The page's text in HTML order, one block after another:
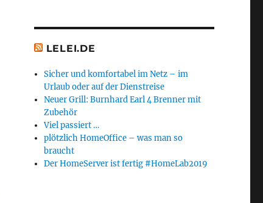
LELEI.DE
Sicher und komfortabel im Netz – im
Urlaub oder auf der Dienstreise
Neuer Grill: Burnhard Earl 4 Brenner mit
Zubehör
Viel passiert …
plötzlich HomeOffice – was man so
braucht
Der HomeServer ist fertig #HomeLab2019